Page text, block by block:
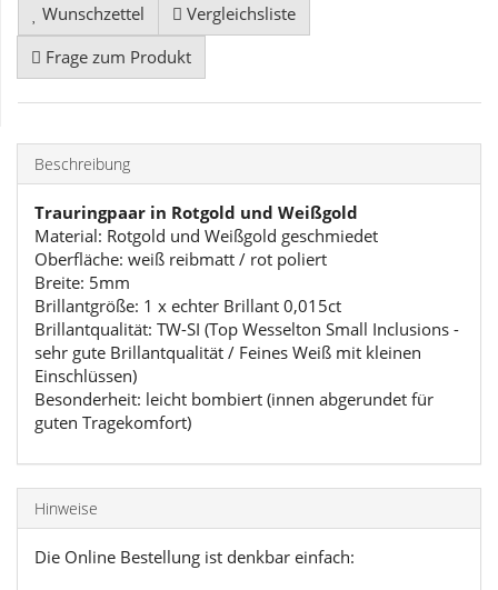
Wunschzettel
Vergleichsliste
Frage zum Produkt
Beschreibung
Trauringpaar in Rotgold und Weißgold
Material: Rotgold und Weißgold geschmiedet
Oberfläche: weiß reibmatt / rot poliert
Breite: 5mm
Brillantgröße: 1 x echter Brillant 0,015ct
Brillantqualität: TW-SI (Top Wesselton Small Inclusions -
sehr gute Brillantqualität / Feines Weiß mit kleinen
Einschlüssen)
Besonderheit: leicht bombiert (innen abgerundet für
guten Tragekomfort)
Hinweise
Die Online Bestellung ist denkbar einfach: